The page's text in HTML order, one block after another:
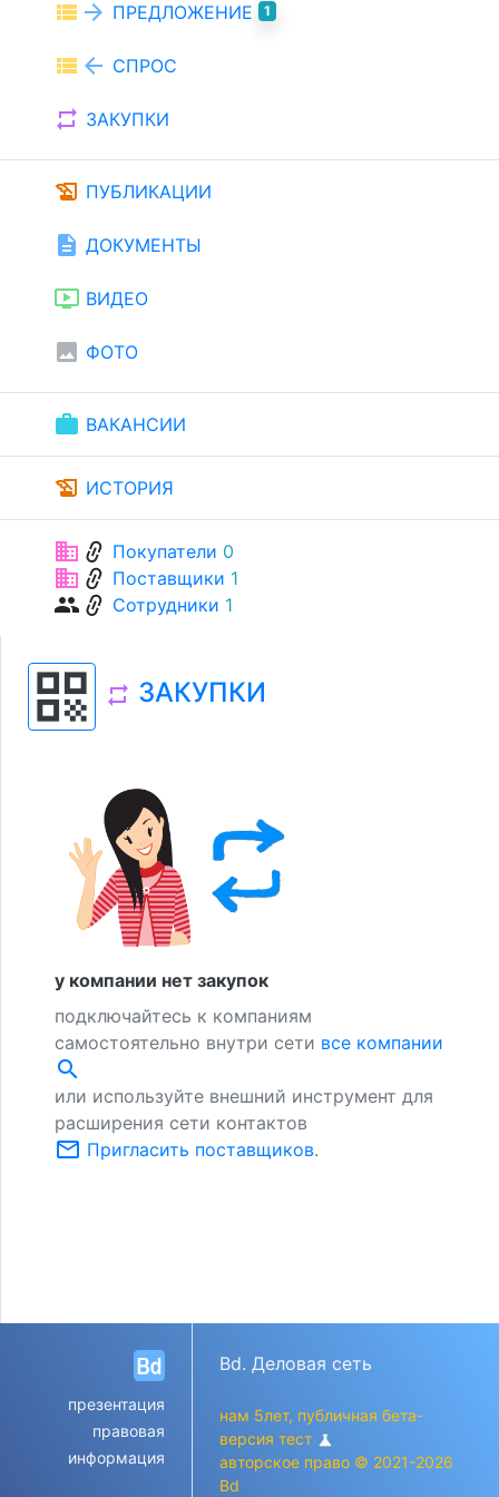
view_list arrow_forward ПРЕДЛОЖЕНИЕ 1
view_list arrow_back СПРОС
repeat ЗАКУПКИ
history_edu ПУБЛИКАЦИИ
description ДОКУМЕНТЫ
ondemand_video ВИДЕО
image ФОТО
work ВАКАНСИИ
history_edu ИСТОРИЯ
businesslink Покупатели 0
businesslink Поставщики 1
grouplink Сотрудники 1
qr_code repeat ЗАКУПКИ
у компании нет закупок
подключайтесь к компаниям
самостоятельно внутри сети все компании
search
или используйте внешний инструмент для
расширения сети контактов
mail_outline Пригласить поставщиков.
презентация
правовая
информация
Bd. Деловая сеть
нам 5лет, публичная бета-
версия тест science
авторское право © 2021-2026
Bd